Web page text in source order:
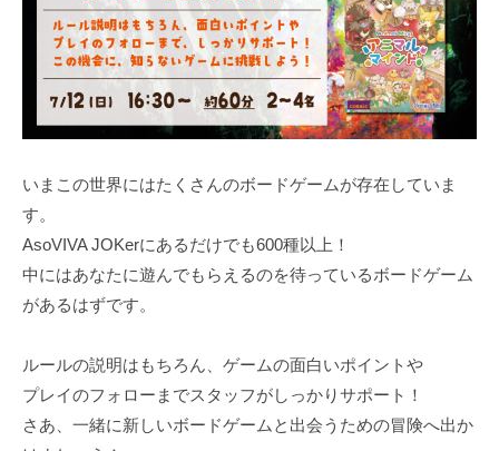
いまこの世界にはたくさんのボードゲームが存在していま
す。
AsoVIVA JOKerにあるだけでも600種以上！
中にはあなたに遊んでもらえるのを待っているボードゲーム
があるはずです。
ルールの説明はもちろん、ゲームの面白いポイントや
プレイのフォローまでスタッフがしっかりサポート！
さあ、一緒に新しいボードゲームと出会うための冒険へ出か